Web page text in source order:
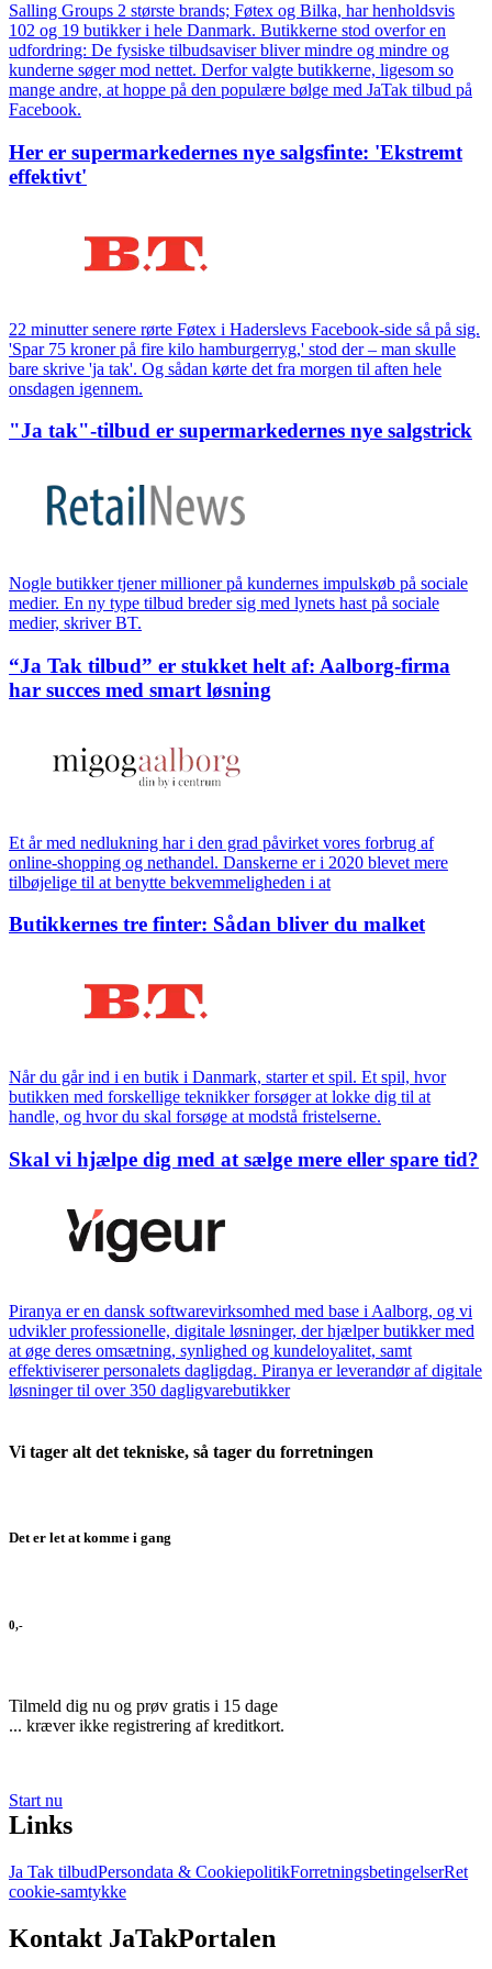
Salling Groups 2 største brands; Føtex og Bilka, har henholdsvis
102 og 19 butikker i hele Danmark. Butikkerne stod overfor en
udfordring: De fysiske tilbudsaviser bliver mindre og mindre og
kunderne søger mod nettet. Derfor valgte butikkerne, ligesom so
mange andre, at hoppe på den populære bølge med JaTak tilbud på
Facebook.
Her er supermarkedernes nye salgsfinte: 'Ekstremt
effektivt'
22 minutter senere rørte Føtex i Haderslevs Facebook-side så på sig.
'Spar 75 kroner på fire kilo hamburgerryg,' stod der – man skulle
bare skrive 'ja tak'. Og sådan kørte det fra morgen til aften hele
onsdagen igennem.
"Ja tak"-tilbud er supermarkedernes nye salgstrick
Nogle butikker tjener millioner på kundernes impulskøb på sociale
medier. En ny type tilbud breder sig med lynets hast på sociale
medier, skriver BT.
“Ja Tak tilbud” er stukket helt af: Aalborg-firma
har succes med smart løsning
Et år med nedlukning har i den grad påvirket vores forbrug af
online-shopping og nethandel. Danskerne er i 2020 blevet mere
tilbøjelige til at benytte bekvemmeligheden i at
Butikkernes tre finter: Sådan bliver du malket
Når du går ind i en butik i Danmark, starter et spil. Et spil, hvor
butikken med forskellige teknikker forsøger at lokke dig til at
handle, og hvor du skal forsøge at modstå fristelserne.
Skal vi hjælpe dig med at sælge mere eller spare tid?
Piranya er en dansk softwarevirksomhed med base i Aalborg, og vi
udvikler professionelle, digitale løsninger, der hjælper butikker med
at øge deres omsætning, synlighed og kundeloyalitet, samt
effektiviserer personalets dagligdag. Piranya er leverandør af digitale
løsninger til over 350 dagligvarebutikker
Vi tager alt det tekniske, så tager du forretningen
Det er let at komme i gang
0,-
Tilmeld dig nu og prøv gratis i 15 dage
... kræver ikke registrering af kreditkort.
Start nu
Links
Ja Tak tilbudPersondata & CookiepolitikForretningsbetingelserRet
cookie-samtykke
Kontakt JaTakPortalen